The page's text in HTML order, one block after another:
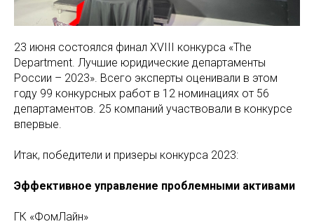
23 июня состоялся финал XVIII конкурса «The
Department. Лучшие юридические департаменты
России – 2023». Всего эксперты оценивали в этом
году 99 конкурсных работ в 12 номинациях от 56
департаментов. 25 компаний участвовали в конкурсе
впервые.
Итак, победители и призеры конкурса 2023:
Эффективное управление проблемными активами
ГК «ФомЛайн»